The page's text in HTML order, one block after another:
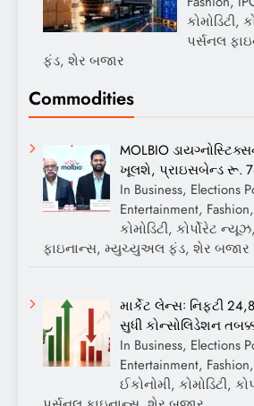
કોમોડિટી,
પર્સનલ
ફંડ, શેર બજાર
Commodities
MOLBIO
ખૂલશે, પ્રાઇસબેન્ડ રૂ.
In Business, Elections
Entertainment,
કોમોડિટી, કોર્પોરેટ
ફાઇનાન્સ, મ્યુચ્યુઅલ ફંડ, શેર બજાર
માર્કેટ લેન્સઃ નિફ્ટી
સુધી કોન્સોલિડેશન
In Business, Elections
Entertainment,
ઈકોનોમી, કોમોડિટી,